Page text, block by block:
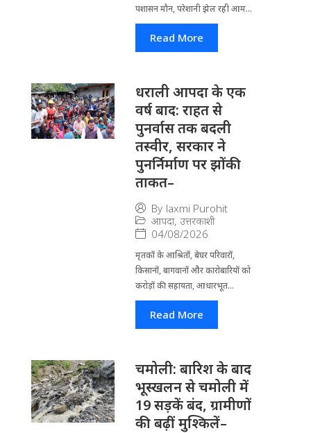
पशासन मौन, परेशानी झेल रही आम...
Read More
धराली आपदा के एक
वर्ष बाद: राहत से
पुनर्वास तक बदली
तस्वीर, सरकार ने
पुनर्निर्माण पर झोंकी
ताकत–
By laxmi Purohit
आपदा, उत्तरकाशी
04/08/2026
मृतकों के आश्रितों, बेघर परिवारों,
किसानों, बागवानों और कारोबारियों को
करोड़ों की सहायता, आधारभूत...
Read More
चमोली: बारिश के बाद
भूस्खलन से चमोली में
19 सड़कें बंद, ग्रामीणों
की बढ़ीं मुश्किलें–